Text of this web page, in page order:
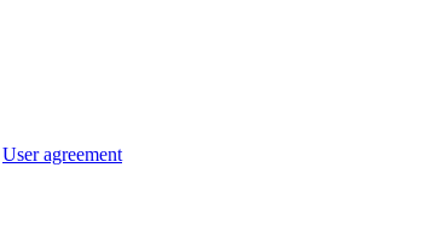
User agreement